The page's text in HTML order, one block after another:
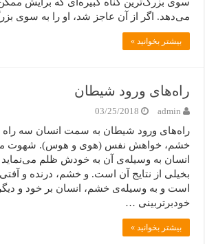
می‌دهد. اگر از آن عاجز شد، او را به سوی
بیشتر بخوانید »
راه‌های ورود شیطان
admin
03/25/2018
راه‌های ورود شیطان به سمت انسان سه
خشم، خواهش نفس (هوی و هوس). شهوت
انسان به وسیله‌ی آن به خودش ظلم
بخیلی از نتایج آن است. و خشم، درنده و
است و به وسیله‌ی خشم، انسان بر خود و
خودبرتربینی …
بیشتر بخوانید »